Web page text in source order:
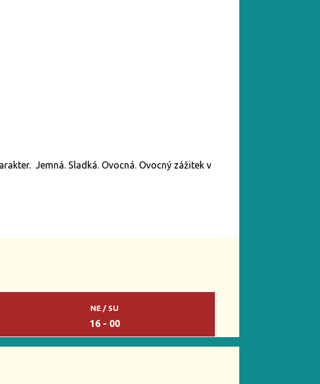
Jemná. Sladká. Ovocná. Ovocný zážitek v
NE / SU
16 - 00